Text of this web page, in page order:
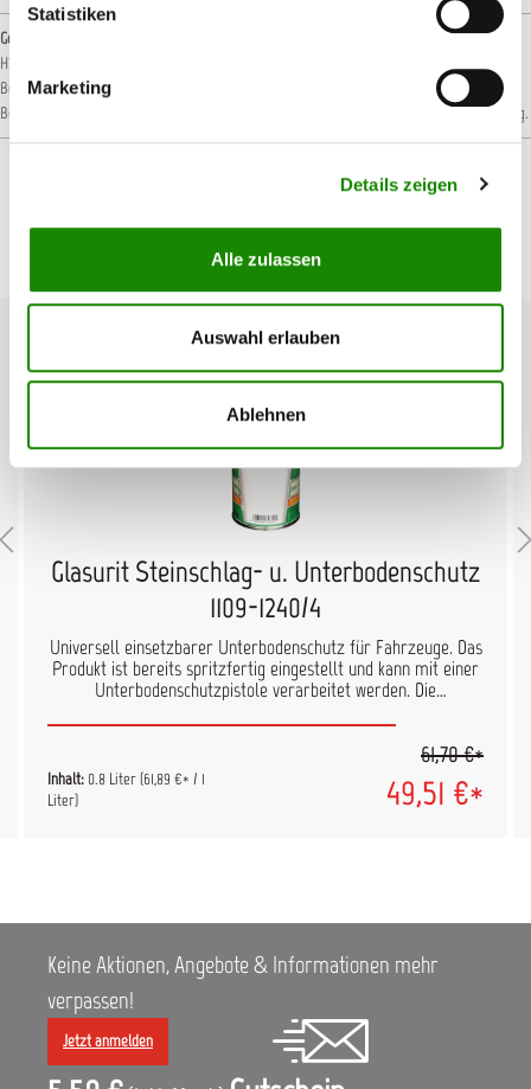
Statistiken
Marketing
Details zeigen
Alle zulassen
Auswahl erlauben
Ablehnen
Gefahrenhinweise
H222: Extrem entzündbares Aerosol.
Behälter steht unter Druck: Kann bei Erwärmung bersten.
H336: Kann Schläfrigkeit und
Benommenheit verursachen.
H411: Giftig für Wasserorganismen, mit langfristiger Wirkung.
%
Glasurit Steinschlag- u. Unterbodenschutz
1109-1240/4
Universell einsetzbarer Unterbodenschutz für Fahrzeuge. Das
Produkt ist bereits spritzfertig eingestellt und kann mit einer
Unterbodenschutzpistole verarbeitet werden. Die
Unterbodenschutz Steinschlagschutz Isoliergrund bei
Inhalt: 0.8 Liter(61,89 €* / 1
Liter)
49,51 €*
61,70 €*
Keine Aktionen, Angebote & Informationen mehr
verpassen!
Jetzt anmelden